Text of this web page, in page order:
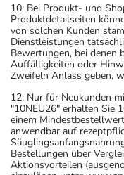
10: Bei Produkt- und
Produktdetailseiten
von solchen Kunden
Dienstleistungen
Bewertungen, bei denen
Auffälligkeiten oder
Zweifeln Anlass geben,
12: Nur für Neukunden
"10NEU26" erhalten Sie
einem
anwendbar auf
Bestellungen über
Aktionsvorteilen